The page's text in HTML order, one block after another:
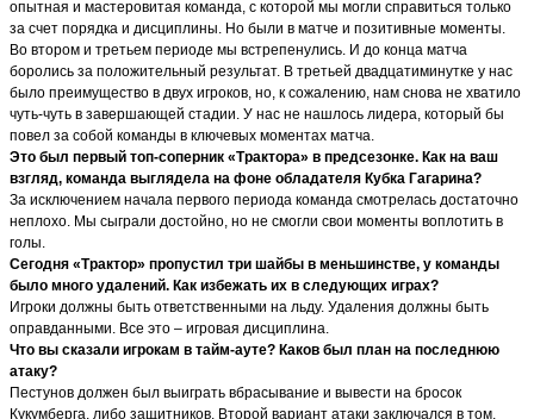
опытная и мастеровитая команда, с которой мы могли справиться только
за счет порядка и дисциплины. Но были в матче и позитивные моменты.
Во втором и третьем периоде мы встрепенулись. И до конца матча
боролись за положительный результат. В третьей двадцатиминутке у нас
было преимущество в двух игроков, но, к сожалению, нам снова не хватило
чуть-чуть в завершающей стадии. У нас не нашлось лидера, который бы
повел за собой команды в ключевых моментах матча.
Это был первый топ-соперник «Трактора» в предсезонке. Как на ваш
взгляд, команда выглядела на фоне обладателя Кубка Гагарина?
За исключением начала первого периода команда смотрелась достаточно
неплохо. Мы сыграли достойно, но не смогли свои моменты воплотить в
голы.
Сегодня «Трактор» пропустил три шайбы в меньшинстве, у команды
было много удалений. Как избежать их в следующих играх?
Игроки должны быть ответственными на льду. Удаления должны быть
оправданными. Все это – игровая дисциплина.
Что вы сказали игрокам в тайм-ауте? Каков был план на последнюю
атаку?
Пестунов должен был выиграть вбрасывание и вывести на бросок
Кукумберга, либо защитников. Второй вариант атаки заключался в том,